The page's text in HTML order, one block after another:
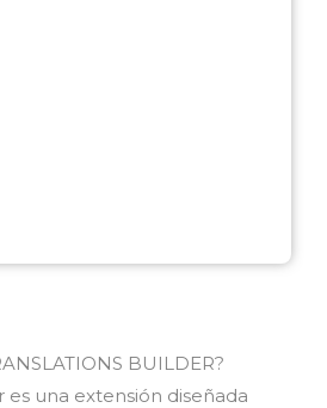
BUILDER?
es una extensión diseñada